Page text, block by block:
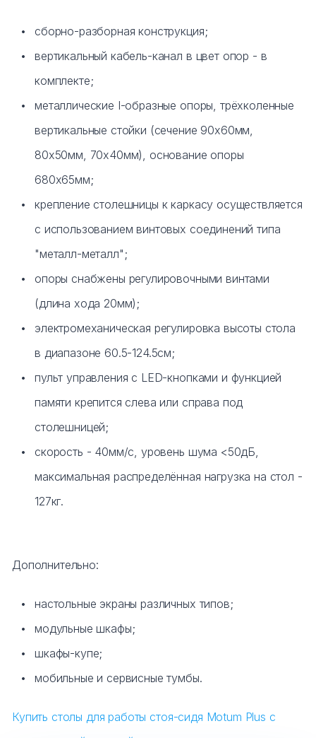
сборно-разборная конструкция;
вертикальный кабель-канал в цвет опор - в
комплекте;
металлические I-образные опоры, трёхколенные
вертикальные стойки (сечение 90х60мм,
80х50мм, 70х40мм), основание опоры
680х65мм;
крепление столешницы к каркасу осуществляется
с использованием винтовых соединений типа
"металл-металл";
опоры снабжены регулировочными винтами
(длина хода 20мм);
электромеханическая регулировка высоты стола
в диапазоне 60.5-124.5см;
пульт управления c LED-кнопками и функцией
памяти крепится слева или справа под
столешницей;
скорость - 40мм/с, уровень шума <50дБ,
максимальная распределённая нагрузка на стол -
127кг.
Дополнительно:
настольные экраны различных типов;
модульные шкафы;
шкафы-купе;
мобильные и сервисные тумбы.
Купить столы для работы стоя-сидя Motum Plus с